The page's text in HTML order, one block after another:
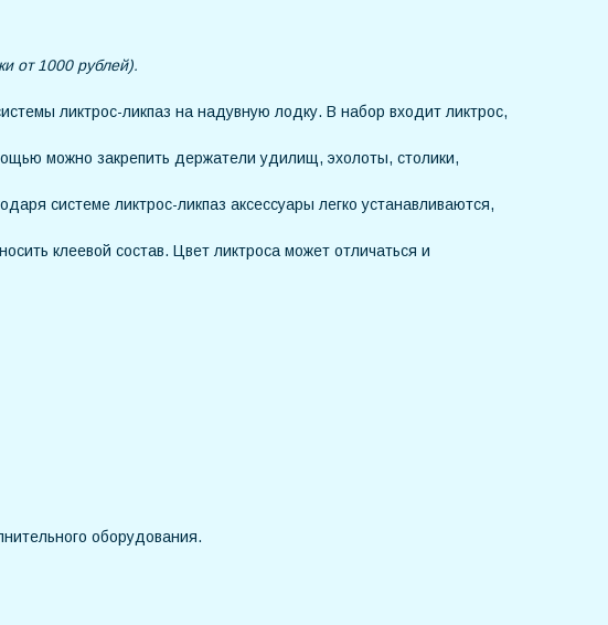
от 1000 рублей).
ликтрос-ликпаз на надувную лодку. В набор входит ликтрос,
можно закрепить держатели удилищ, эхолоты, столики,
системе ликтрос-ликпаз аксессуары легко устанавливаются,
клеевой состав. Цвет ликтроса может отличаться и
оборудования.